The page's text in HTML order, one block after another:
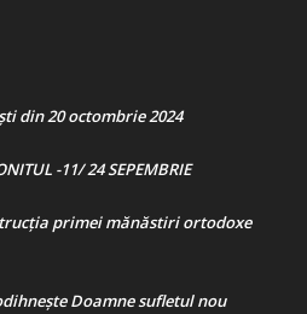
din 20 octombrie 2024
-11/ 24 SEPEMBRIE
primei mănăstiri ortodoxe
Doamne sufletul nou